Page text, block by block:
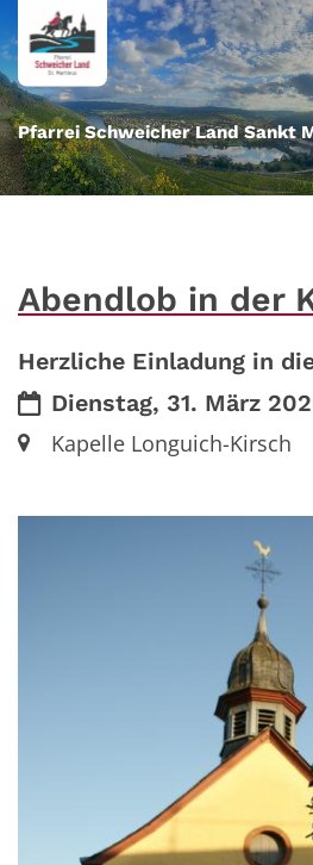
Zum Inhalt springen
Pfarrei Schweicher Land Sankt
Abendlob in der
Herzliche Einladung in
Datum:
Dienstag, 31. März
Ort:Kapelle Longuich-Kirsch